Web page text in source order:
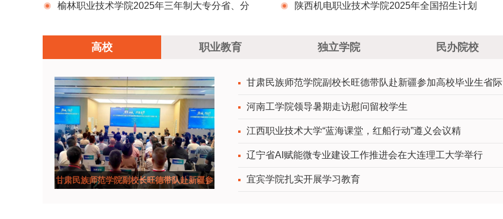
及2024年各省录取分数线 专业招生计划
榆林职业技术学院2025年三年制大专分省、分 陕西机电职业技术学院2025年全国招生计划
高校 职业教育 独立学院 民办院校
甘肃民族师范学院副校长旺德带队赴新疆参
甘肃民族师范学院副校长旺德带队赴新疆参加高校毕业生省际
河南工学院领导暑期走访慰问留校学生
江西职业技术大学“蓝海课堂，红船行动”遵义会议精
辽宁省AI赋能微专业建设工作推进会在大连理工大学举行
宜宾学院扎实开展学习教育